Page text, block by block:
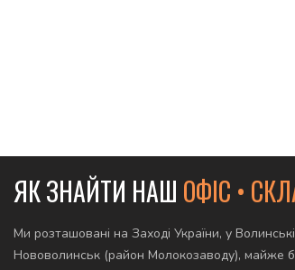
ЯК ЗНАЙТИ НАШ ОФІС •
Ми розташовані на Заході України, у
Нововолинськ (район Молокозаводу), майже